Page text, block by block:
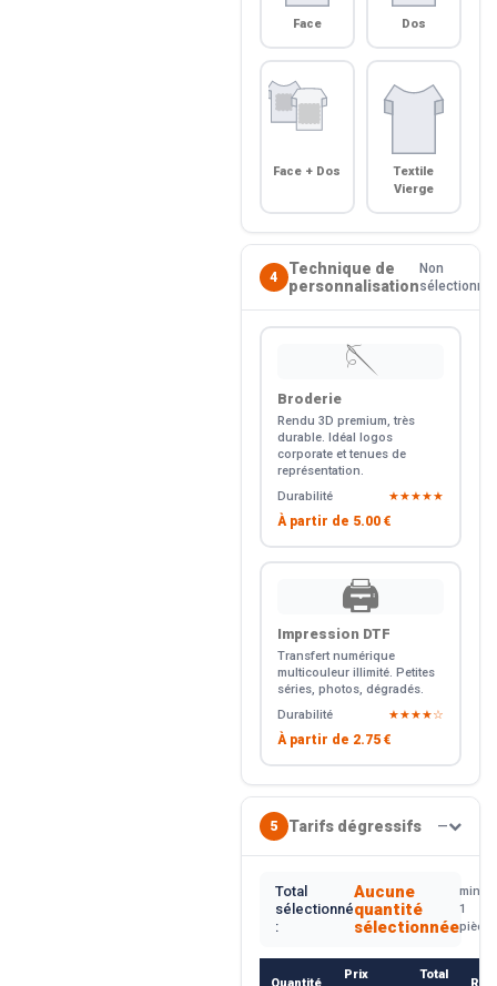
Face Dos
Face + Dos
Textile
Vierge
4
Technique de
personnalisation
Non
sélectionné
🪡
Broderie
Rendu 3D premium, très
durable. Idéal logos
corporate et tenues de
représentation.
Durabilité
★★★★★
À partir de 5.00 €
🖨️
Impression DTF
Transfert numérique
multicouleur illimité. Petites
séries, photos, dégradés.
Durabilité
★★★★☆
À partir de 2.75 €
5 Tarifs dégressifs —
Total
sélectionné
:
Aucune
quantité
sélectionnée
min.
1
pièce
Quantité
Prix
Total